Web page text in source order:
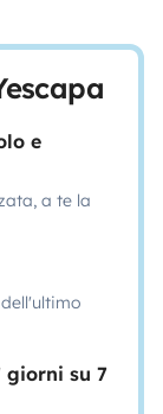
e
a te la
giorni su 7